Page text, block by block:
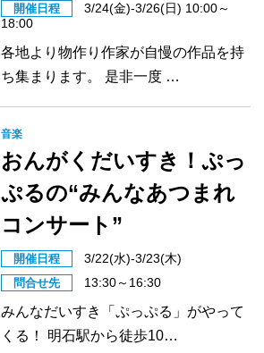
開催日程
3/24(金)-3/26(日) 10:00～
18:00
各地より物作り作家が自慢の作品を持
ち集まります。 是非一度 …
音楽
おんがくだいすき！ぷっ
ぷるの“みんなあつまれ
コンサート”
開催日程 3/22(水)-3/23(木)
問合せ先 13:30～16:30
みんなだいすき「ぷっぷる」がやって
くる！ 明石駅から徒歩10…